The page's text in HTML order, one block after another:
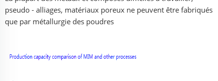
pseudo - alliages, matériaux poreux ne peuvent être fabriqués
que par métallurgie des poudres